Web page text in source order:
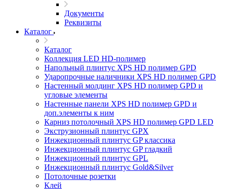
Документы
Реквизиты
Каталог
Каталог
Коллекция LED HD-полимер
Напольный плинтус XPS HD полимер GPD
Ударопрочные наличники XPS HD полимер GPD
Настенный молдинг XPS HD полимер GPD и
угловые элементы
Настенные панели XPS HD полимер GPD и
доп.элементы к ним
Карниз потолочный XPS HD полимер GPD LED
Экструзионный плинтус GPX
Инжекционный плинтус GP классика
Инжекционный плинтус GP гладкий
Инжекционный плинтус GPL
Инжекционный плинтус Gold&Silver
Потолочные розетки
Клей